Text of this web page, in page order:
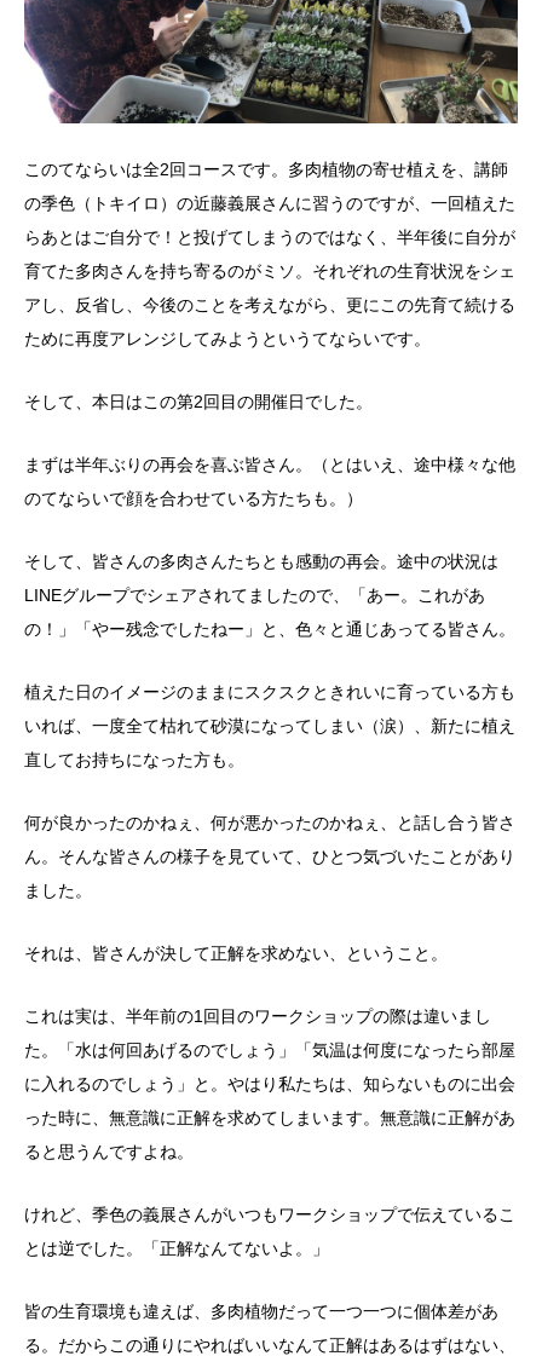
このてならいは全2回コースです。多肉植物の寄せ植えを、講師
の季色（トキイロ）の近藤義展さんに習うのですが、一回植えた
らあとはご自分で！と投げてしまうのではなく、半年後に自分が
育てた多肉さんを持ち寄るのがミソ。それぞれの生育状況をシェ
アし、反省し、今後のことを考えながら、更にこの先育て続ける
ために再度アレンジしてみようというてならいです。
そして、本日はこの第2回目の開催日でした。
まずは半年ぶりの再会を喜ぶ皆さん。（とはいえ、途中様々な他
のてならいで顔を合わせている方たちも。）
そして、皆さんの多肉さんたちとも感動の再会。途中の状況は
LINEグループでシェアされてましたので、「あー。これがあ
の！」「やー残念でしたねー」と、色々と通じあってる皆さん。
植えた日のイメージのままにスクスクときれいに育っている方も
いれば、一度全て枯れて砂漠になってしまい（涙）、新たに植え
直してお持ちになった方も。
何が良かったのかねぇ、何が悪かったのかねぇ、と話し合う皆さ
ん。そんな皆さんの様子を見ていて、ひとつ気づいたことがあり
ました。
それは、皆さんが決して正解を求めない、ということ。
これは実は、半年前の1回目のワークショップの際は違いまし
た。「水は何回あげるのでしょう」「気温は何度になったら部屋
に入れるのでしょう」と。やはり私たちは、知らないものに出会
った時に、無意識に正解を求めてしまいます。無意識に正解があ
ると思うんですよね。
けれど、季色の義展さんがいつもワークショップで伝えているこ
とは逆でした。「正解なんてないよ。」
皆の生育環境も違えば、多肉植物だって一つ一つに個体差があ
る。だからこの通りにやればいいなんて正解はあるはずはない、